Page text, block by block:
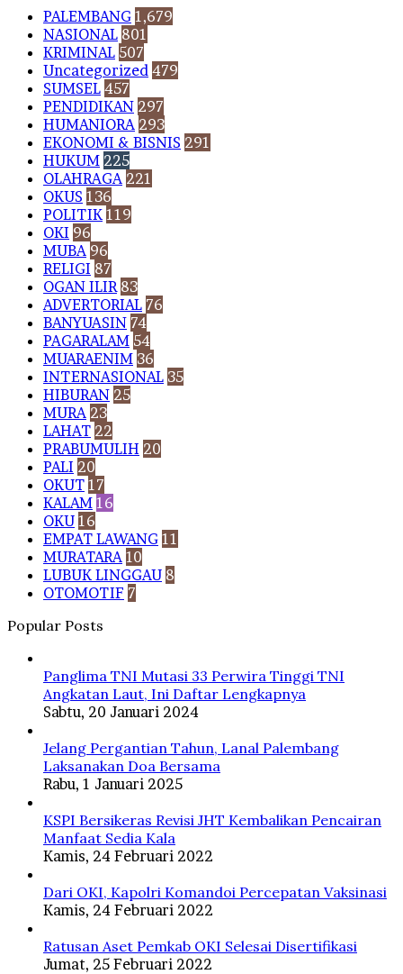
PALEMBANG 1,679
NASIONAL 801
KRIMINAL 507
Uncategorized 479
SUMSEL 457
PENDIDIKAN 297
HUMANIORA 293
EKONOMI & BISNIS 291
HUKUM 225
OLAHRAGA 221
OKUS 136
POLITIK 119
OKI 96
MUBA 96
RELIGI 87
OGAN ILIR 83
ADVERTORIAL 76
BANYUASIN 74
PAGARALAM 54
MUARAENIM 36
INTERNASIONAL 35
HIBURAN 25
MURA 23
LAHAT 22
PRABUMULIH 20
PALI 20
OKUT 17
KALAM 16
OKU 16
EMPAT LAWANG 11
MURATARA 10
LUBUK LINGGAU 8
OTOMOTIF 7
Popular Posts
Panglima TNI Mutasi 33 Perwira Tinggi TNI
Angkatan Laut, Ini Daftar Lengkapnya
Sabtu, 20 Januari 2024
Jelang Pergantian Tahun, Lanal Palembang
Laksanakan Doa Bersama
Rabu, 1 Januari 2025
KSPI Bersikeras Revisi JHT Kembalikan Pencairan
Manfaat Sedia Kala
Kamis, 24 Februari 2022
Dari OKI, Kapolri Komandoi Percepatan Vaksinasi
Kamis, 24 Februari 2022
Ratusan Aset Pemkab OKI Selesai Disertifikasi
Jumat, 25 Februari 2022